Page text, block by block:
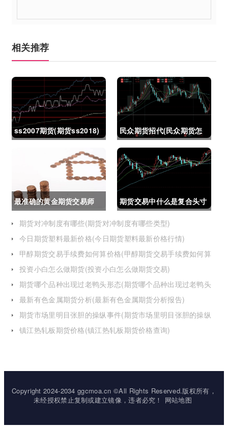
相关推荐
ss2007期货(期货ss2018)
民众期货招代(民众期货怎
么了)
最准确的黄金期货交易师
(最准确的黄金期货交易师
是谁)
期货交易中什么是复合头寸
(期货交易中什么是复合头
寸交易)
期货对冲制度有哪些(期货对冲制度有哪些类型)
今日期货塑料最新价格(今日期货塑料最新价格行情)
甲醇期货交易手续费如何算价格(甲醇期货交易手续费如何算
投资小白怎么做期货(投资小白怎么做期货交易)
期货哪个品种出现过老鸭头形态(期货哪个品种出现过老鸭头
最新有色金属期货分析(最新有色金属期货分析报告)
期货市场里明目张胆的操纵事件(期货市场里明目张胆的操纵
镇江热轧板期货价格(镇江热轧板期货价格查询)
Copyright 2024-2034 ggcmoa.cn ©All Rights Reserved.版权所有，
未经授权禁止复制或建立镜像，违者必究！
网站地图